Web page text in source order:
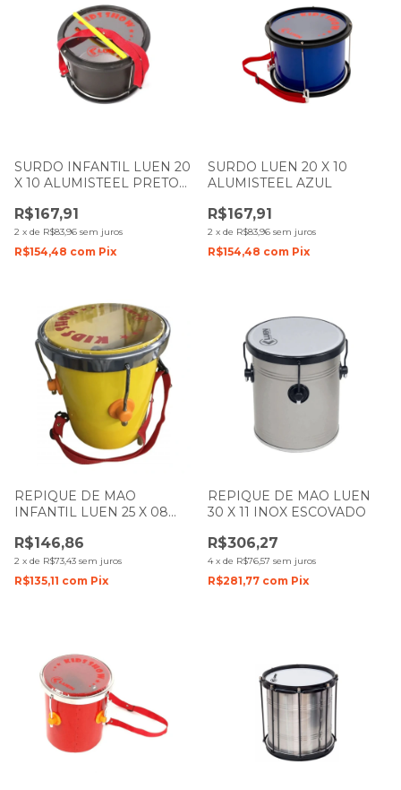
SURDO INFANTIL LUEN 20
X 10 ALUMISTEEL PRETO
R$167,91
2 x de R$83,96 sem juros
R$154,48 com Pix
SURDO LUEN 20 X 10
ALUMISTEEL AZUL
R$167,91
2 x de R$83,96 sem juros
R$154,48 com Pix
REPIQUE DE MAO
INFANTIL LUEN 25 X 08
PELE TRANSPARENTE
R$146,86
2 x de R$73,43 sem juros
R$135,11 com Pix
REPIQUE DE MAO LUEN
30 X 11 INOX ESCOVADO
R$306,27
4 x de R$76,57 sem juros
R$281,77 com Pix